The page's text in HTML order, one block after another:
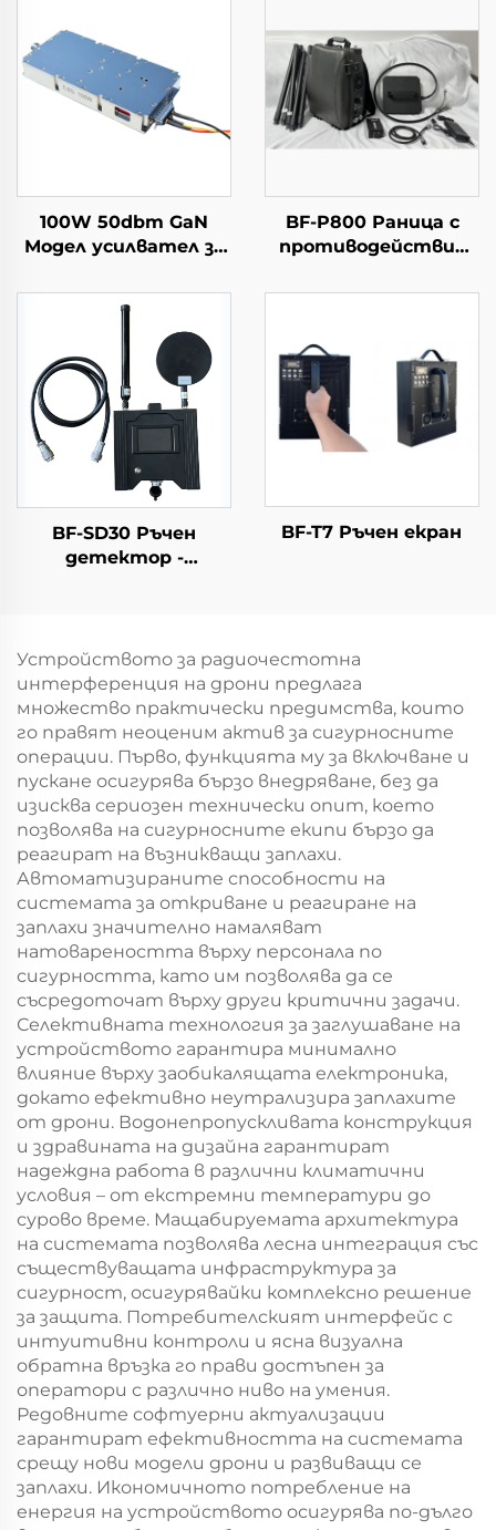
100W 50dbm GaN
Модел усилвател за
системи от
противодронове,
модул за
противодействие
на дронове, 5.2/5.8G,
достатъчно RF
екраниране, 5.2/5.8G,
100W 50dbm
BF-P800 Раница с
противодействие
BF-SD30 Ръчен
детектор -
BF-T7 Ръчен екран
Устройството за радиочестотна
интерференция на дрони предлага
множество практически предимства, които
го правят неоценим актив за сигурносните
операции. Първо, функцията му за включване и
пускане осигурява бързо внедряване, без да
изисква сериозен технически опит, което
позволява на сигурносните екипи бързо да
реагират на възникващи заплахи.
Автоматизираните способности на
системата за откриване и реагиране на
заплахи значително намаляват
натовареността върху персонала по
сигурността, като им позволява да се
съсредоточат върху други критични задачи.
Селективната технология за заглушаване на
устройството гарантира минимално
влияние върху заобикалящата електроника,
докато ефективно неутрализира заплахите
от дрони. Водонепропускливата конструкция
и здравината на дизайна гарантират
надеждна работа в различни климатични
условия – от екстремни температури до
сурово време. Мащабируемата архитектура
на системата позволява лесна интеграция със
съществуващата инфраструктура за
сигурност, осигурявайки комплексно решение
за защита. Потребителският интерфейс с
интуитивни контроли и ясна визуална
обратна връзка го прави достъпен за
оператори с различно ниво на умения.
Редовните софтуерни актуализации
гарантират ефективността на системата
срещу нови модели дрони и развиващи се
заплахи. Икономичното потребление на
енергия на устройството осигурява по-дълго